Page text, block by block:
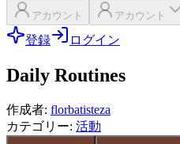
アカウント アカウント
登録 ログイン
Daily Routines
作成者: florbatisteza
カテゴリー: 活動